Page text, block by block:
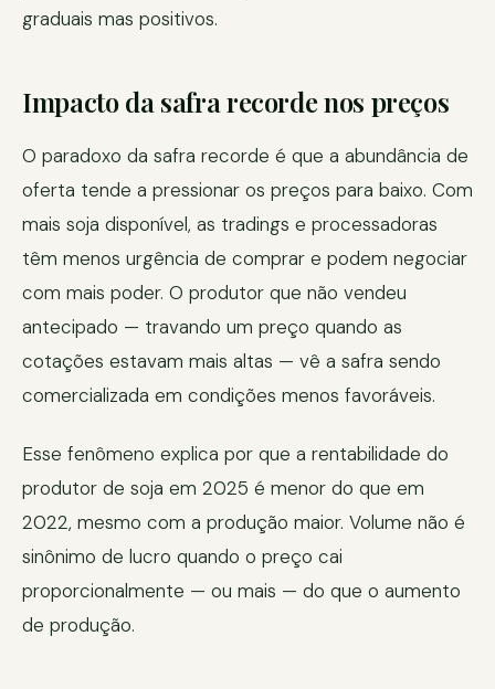
graduais mas positivos.
Impacto da safra recorde nos preços
O paradoxo da safra recorde é que a abundância de
oferta tende a pressionar os preços para baixo. Com
mais soja disponível, as tradings e processadoras
têm menos urgência de comprar e podem negociar
com mais poder. O produtor que não vendeu
antecipado — travando um preço quando as
cotações estavam mais altas — vê a safra sendo
comercializada em condições menos favoráveis.
Esse fenômeno explica por que a rentabilidade do
produtor de soja em 2025 é menor do que em
2022, mesmo com a produção maior. Volume não é
sinônimo de lucro quando o preço cai
proporcionalmente — ou mais — do que o aumento
de produção.